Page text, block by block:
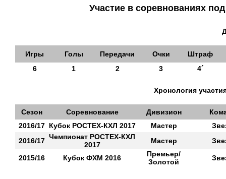
Участие в соревнованиях
Игры Голы Передачи Очки
Штраф
6
1 2 3 4´
Хронология
Сезон Соревнование Дивизион
2016/17 Кубок РОСТЕХ-КХЛ 2017 Мастер
2016/17 Чемпионат РОСТЕХ-КХЛ
2017
Мастер
2015/16 Кубок ФХМ 2016
Премьер/
Золотой